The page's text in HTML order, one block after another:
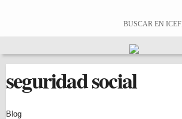
principal
BUSCAR EN
seguridad social
Blog